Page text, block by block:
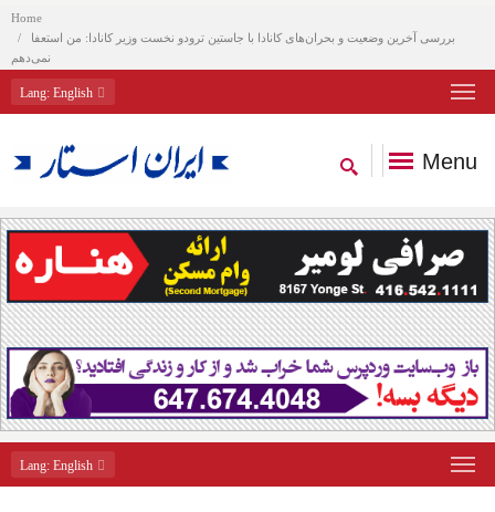
Home
بررسی آخرین وضعیت و بحران‌های کانادا با جاستین ترودو نخست وزیر کانادا: من استعفا
نمی‌دهم
Lang: English
Menu
Lang: English